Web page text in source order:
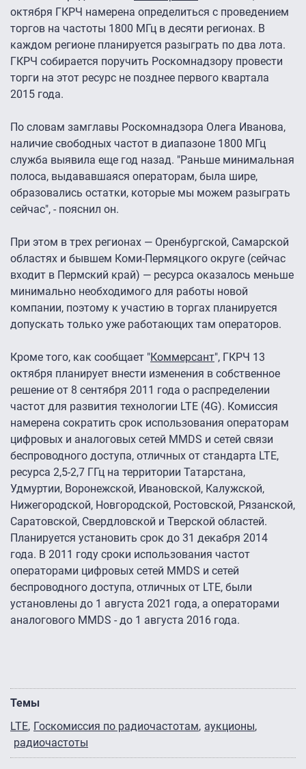
октября ГКРЧ намерена определиться с проведением
торгов на частоты 1800 МГц в десяти регионах. В
каждом регионе планируется разыграть по два лота.
ГКРЧ собирается поручить Роскомнадзору провести
торги на этот ресурс не позднее первого квартала
2015 года.
По словам замглавы Роскомнадзора Олега Иванова,
наличие свободных частот в диапазоне 1800 МГц
служба выявила еще год назад. "Раньше минимальная
полоса, выдававшаяся операторам, была шире,
образовались остатки, которые мы можем разыграть
сейчас", - пояснил он.
При этом в трех регионах — Оренбургской, Самарской
областях и бывшем Коми-Пермяцкого округе (сейчас
входит в Пермский край) — ресурса оказалось меньше
минимально необходимого для работы новой
компании, поэтому к участию в торгах планируется
допускать только уже работающих там операторов.
Кроме того, как сообщает "Коммерсант", ГКРЧ 13
октября планирует внести изменения в собственное
решение от 8 сентября 2011 года о распределении
частот для развития технологии LTE (4G). Комиссия
намерена сократить срок использования операторам
цифровых и аналоговых сетей MMDS и сетей связи
беспроводного доступа, отличных от стандарта LTE,
ресурса 2,5-2,7 ГГц на территории Татарстана,
Удмуртии, Воронежской, Ивановской, Калужской,
Нижегородской, Новгородской, Ростовской, Рязанской,
Саратовской, Свердловской и Тверской областей.
Планируется установить срок до 31 декабря 2014
года. В 2011 году сроки использования частот
операторами цифровых сетей MMDS и сетей
беспроводного доступа, отличных от LTE, были
установлены до 1 августа 2021 года, а операторами
аналогового MMDS - до 1 августа 2016 года.
Темы
LTE Госкомиссия по радиочастотам аукционы
радиочастоты